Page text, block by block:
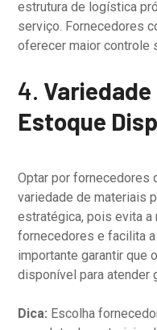
estrutura de logística
serviço. Fornecedores
oferecer maior controle
4.
Estoque
Optar por fornecedores
variedade de materiais
estratégica, pois evita
fornecedores e facilita
importante garantir que
disponível para atender
Dica: Escolha